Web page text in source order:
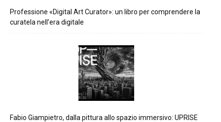
Professione «Digital Art Curator»: un libro per comprendere la
curatela nell’era digitale
Fabio Giampietro, dalla pittura allo spazio immersivo: UPRISE